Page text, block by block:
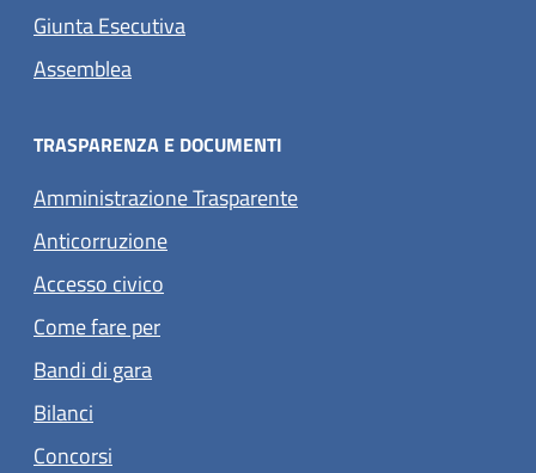
Giunta Esecutiva
Assemblea
TRASPARENZA E DOCUMENTI
Amministrazione Trasparente
Anticorruzione
Accesso civico
Come fare per
Bandi di gara
Bilanci
Concorsi